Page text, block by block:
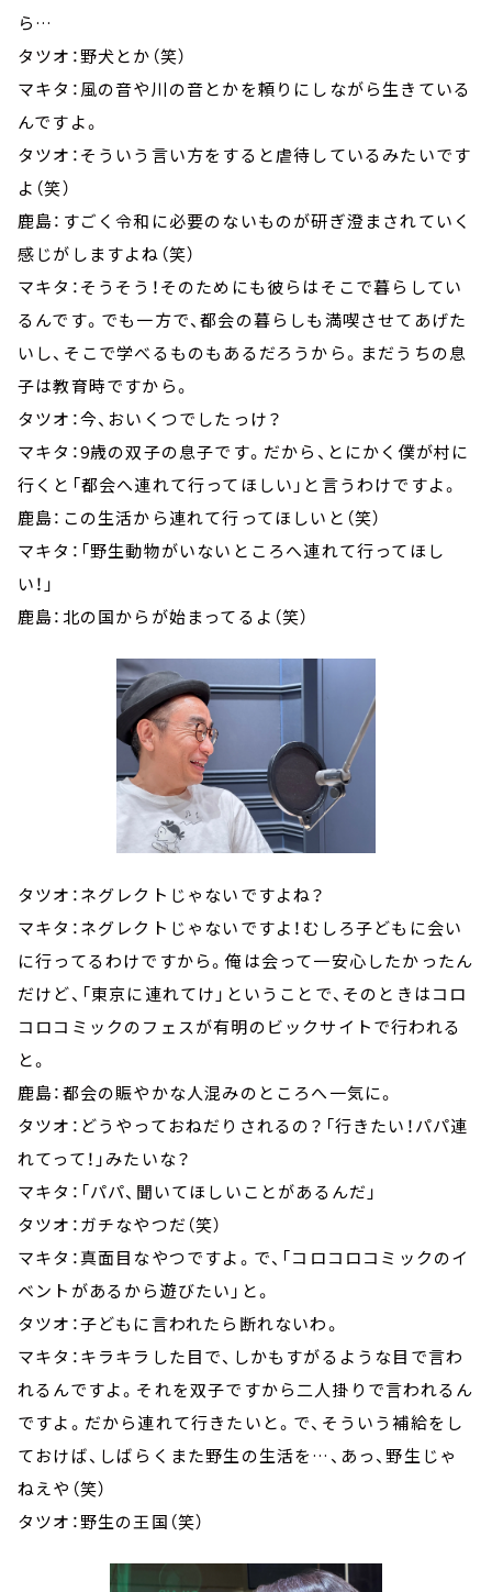
ら…
タツオ：野犬とか（笑）
マキタ：風の音や川の音とかを頼りにしながら生きている
んですよ。
タツオ：そういう言い方をすると虐待しているみたいです
よ（笑）
鹿島：すごく令和に必要のないものが研ぎ澄まされていく
感じがしますよね（笑）
マキタ：そうそう！そのためにも彼らはそこで暮らしてい
るんです。でも一方で、都会の暮らしも満喫させてあげた
いし、そこで学べるものもあるだろうから。まだうちの息
子は教育時ですから。
タツオ：今、おいくつでしたっけ？
マキタ：9歳の双子の息子です。だから、とにかく僕が村に
行くと「都会へ連れて行ってほしい」と言うわけですよ。
鹿島：この生活から連れて行ってほしいと（笑）
マキタ：「野生動物がいないところへ連れて行ってほし
い！」
鹿島：北の国からが始まってるよ（笑）
タツオ：ネグレクトじゃないですよね？
マキタ：ネグレクトじゃないですよ！むしろ子どもに会い
に行ってるわけですから。俺は会って一安心したかったん
だけど、「東京に連れてけ」ということで、そのときはコロ
コロコミックのフェスが有明のビックサイトで行われる
と。
鹿島：都会の賑やかな人混みのところへ一気に。
タツオ：どうやっておねだりされるの？「行きたい！パパ連
れてって！」みたいな？
マキタ：「パパ、聞いてほしいことがあるんだ」
タツオ：ガチなやつだ（笑）
マキタ：真面目なやつですよ。で、「コロコロコミックのイ
ベントがあるから遊びたい」と。
タツオ：子どもに言われたら断れないわ。
マキタ：キラキラした目で、しかもすがるような目で言わ
れるんですよ。それを双子ですから二人掛りで言われるん
ですよ。だから連れて行きたいと。で、そういう補給をし
ておけば、しばらくまた野生の生活を…、あっ、野生じゃ
ねえや（笑）
タツオ：野生の王国（笑）